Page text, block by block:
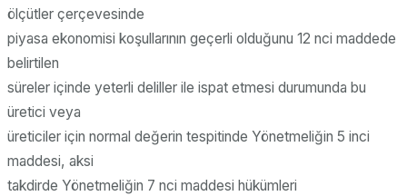
ölçütler çerçevesinde
piyasa ekonomisi koşullarının geçerli olduğunu 12 nci maddede
belirtilen
süreler içinde yeterli deliller ile ispat etmesi durumunda bu
üretici veya
üreticiler için normal değerin tespitinde Yönetmeliğin 5 inci
maddesi, aksi
takdirde Yönetmeliğin 7 nci maddesi hükümleri